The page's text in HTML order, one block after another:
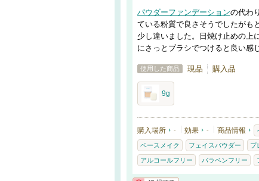
パウダーファンデーションの代わ
ている粉質で良さそうでしたがも
少し違いました。日焼け止めの上
にさっとブラシでつけると良い感
使用した商品 現品 購入品
9g
購入場所 - 効果 - 商品情報
ベースメイク フェイスパウダー プ
アルコールフリー パラベンフリー